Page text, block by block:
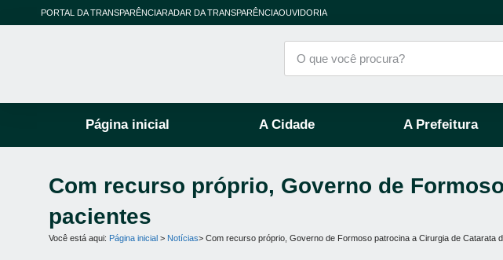
PORTAL DA TRANSPARÊNCIARADAR DA TRANSPARÊNCIAOUVIDORIA
Página inicial A Cidade A Prefeitura
Com recurso próprio, Governo de
pacientes
Você está aqui: Página inicial > Notícias> Com recurso próprio, Governo de Formoso patrocina a Cirurgia de Catarata